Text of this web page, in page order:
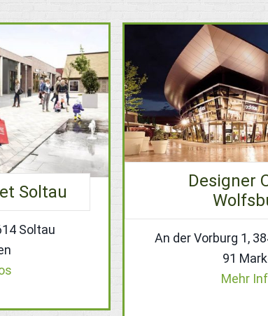
Soltau
Soltau
Designer
An der Vorburg 1,
91
Mehr